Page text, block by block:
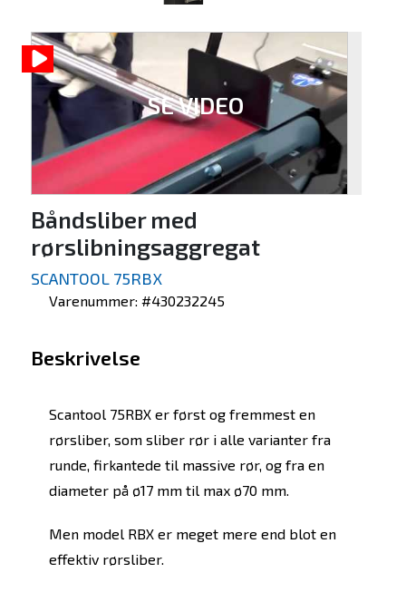
SE VIDEO
Båndsliber med
rørslibningsaggregat
SCANTOOL 75RBX
Varenummer: #430232245
Beskrivelse
Scantool 75RBX er først og fremmest en
rørsliber, som sliber rør i alle varianter fra
runde, firkantede til massive rør, og fra en
diameter på ø17 mm til max ø70 mm.
Men model RBX er meget mere end blot en
effektiv rørsliber.